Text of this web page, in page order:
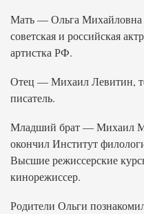
Мать — Ольга Михайловна
советская и российская
артистка РФ.
Отец — Михаил Левитин,
писатель.
Младший брат — Михаил
окончил Институт
Высшие режиссерские
кинорежиссер.
Родители Ольги